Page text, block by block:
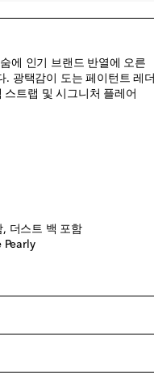
에 인기 브랜드 반열에 오른
광택감이 도는 페이턴트 레더
트랩 및 시그니처 플레어
, 더스트 백 포함
Pearly